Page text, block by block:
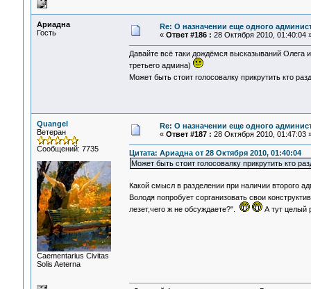
Ариадна
Гость
Re: О назначении еще одного
« Ответ #186 : 28 Октября 2010, 01:40:04
Давайте всё таки дождёмся высказываний Олега
третьего админа)
Может быть стоит голосовалку прикрутить кто
Quangel
Ветеран
Сообщений: 7735
Сaementarius Civitas
Solis Aeterna
Re: О назначении еще одного
« Ответ #187 : 28 Октября 2010, 01:47:03
Цитата: Ариадна от 28 Октября 2010, 01:40:04
Может быть стоит голосовалку прикрутить кто
Какой смысл в разделении при наличии второго
Володя попробует сорганизовать свои
лезет,чего ж не обсуждаете?".
А тут целый